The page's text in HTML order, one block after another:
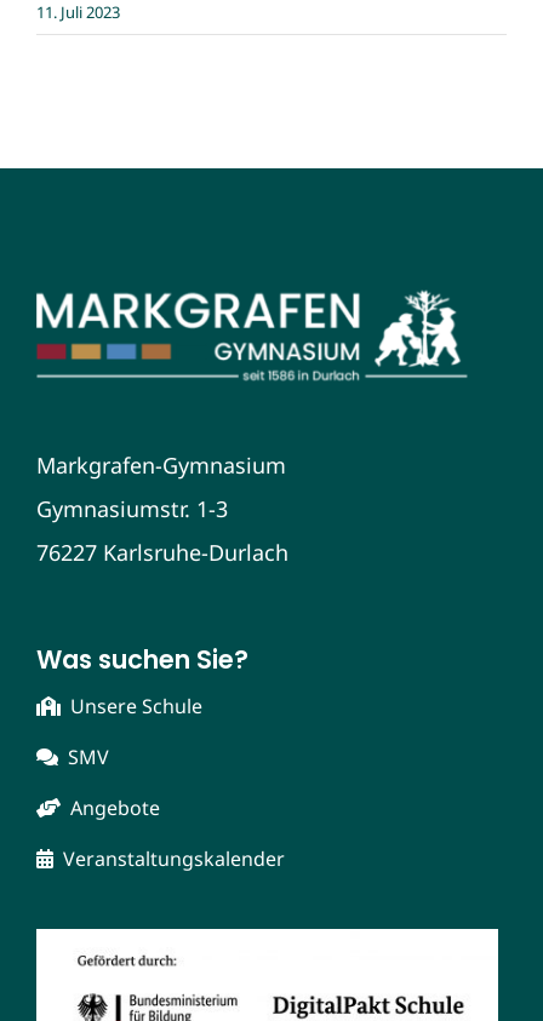
11. Juli 2023
Markgrafen-Gymnasium
Gymnasiumstr. 1-3
76227 Karlsruhe-Durlach
Was suchen Sie?
Unsere Schule
SMV
Angebote
Veranstaltungskalender